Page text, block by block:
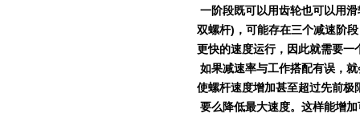
一阶段既可以用齿轮也可以用
双螺杆) ，可能存在三个减速阶
更快的速度运行，因此就需要
如果减速率与工作搭配有误，
使螺杆速度增加甚至超过先前极
要么降低最大速度。这样能增